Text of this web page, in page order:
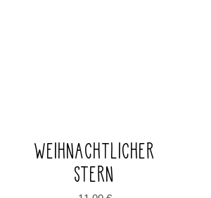
WEIHNACHTLICHER
STERN